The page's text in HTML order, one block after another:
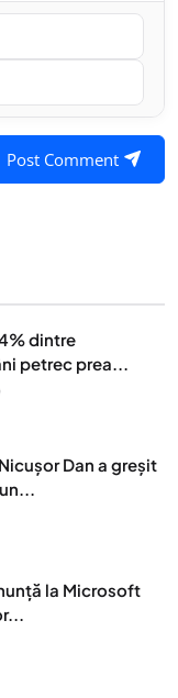
Post Comment
dintre
petrec prea...
Dan a greșit
la Microsoft